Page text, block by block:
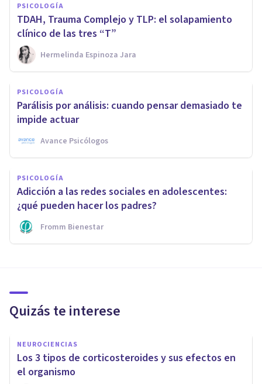
PSICOLOGÍA
TDAH, Trauma Complejo y TLP: el solapamiento
clínico de las tres “T”
Hermelinda Espinoza Jara
PSICOLOGÍA
Parálisis por análisis: cuando pensar demasiado te
impide actuar
Avance Psicólogos
PSICOLOGÍA
Adicción a las redes sociales en adolescentes:
¿qué pueden hacer los padres?
Fromm Bienestar
Quizás te interese
NEUROCIENCIAS
Los 3 tipos de corticosteroides y sus efectos en
el organismo